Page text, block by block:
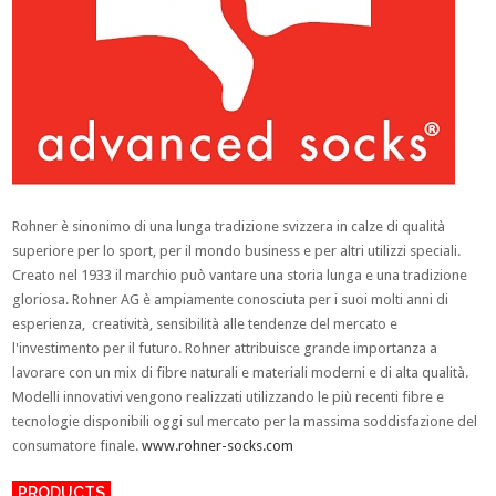
Rohner è sinonimo di una lunga tradizione svizzera in calze di qualità
superiore per lo sport, per il mondo business e per altri utilizzi speciali.
Creato nel 1933 il marchio può vantare una storia lunga e una tradizione
gloriosa. Rohner AG è ampiamente conosciuta per i suoi molti anni di
esperienza, creatività, sensibilità alle tendenze del mercato e
l'investimento per il futuro. Rohner attribuisce grande importanza a
lavorare con un mix di fibre naturali e materiali moderni e di alta qualità.
Modelli innovativi vengono realizzati utilizzando le più recenti fibre e
tecnologie disponibili oggi sul mercato per la massima soddisfazione del
consumatore finale.www.rohner-socks.com